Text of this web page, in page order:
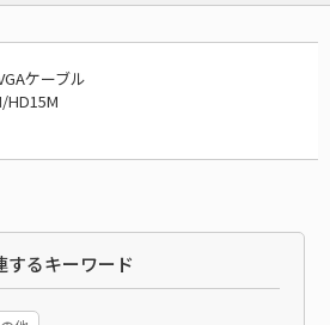
ケーブル
HD15M
するキーワード